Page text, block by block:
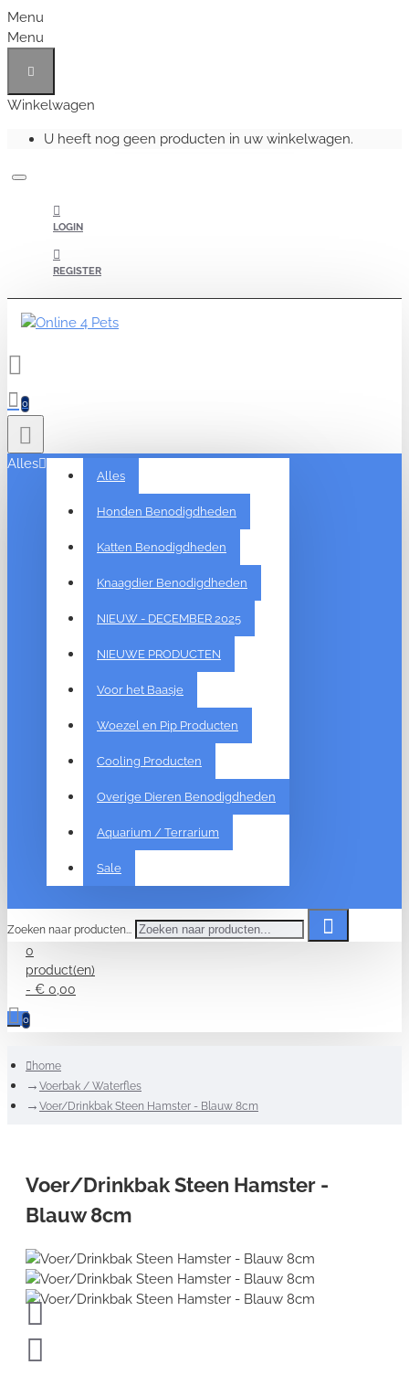
Menu
Menu
Winkelwagen
U heeft nog geen producten in uw winkelwagen.
LOGIN
REGISTER
0
Alles
Alles
Honden Benodigdheden
Katten Benodigdheden
Knaagdier Benodigdheden
NIEUW - DECEMBER 2025
NIEUWE PRODUCTEN
Voor het Baasje
Woezel en Pip Producten
Cooling Producten
Overige Dieren Benodigdheden
Aquarium / Terrarium
Sale
Zoeken naar producten...
0
product(en)
- € 0,00
0
home
Voerbak / Waterfles
Voer/Drinkbak Steen Hamster - Blauw 8cm
Voer/Drinkbak Steen Hamster -
Blauw 8cm